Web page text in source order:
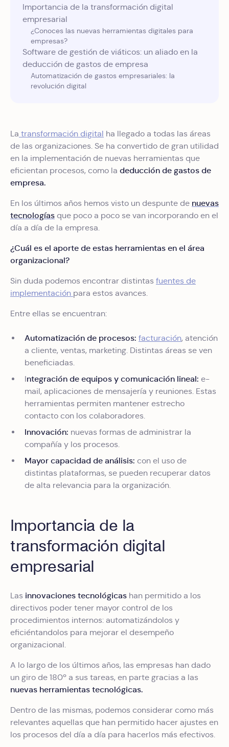
Importancia de la transformación digital
empresarial
¿Conoces las nuevas herramientas digitales para
empresas?
Software de gestión de viáticos: un aliado en la
deducción de gastos de empresa
Automatización de gastos empresariales: la
revolución digital
La transformación digital ha llegado a todas las áreas
de las organizaciones. Se ha convertido de gran utilidad
en la implementación de nuevas herramientas que
eficientan procesos, como la deducción de gastos de
empresa.
En los últimos años hemos visto un despunte de nuevas
tecnologías que poco a poco se van incorporando en el
día a día de la empresa.
¿Cuál es el aporte de estas herramientas en el área
organizacional?
Sin duda podemos encontrar distintas fuentes de
implementación para estos avances.
Entre ellas se encuentran:
Automatización de procesos: facturación, atención
a cliente, ventas, marketing. Distintas áreas se ven
beneficiadas.
Integración de equipos y comunicación lineal: e-
mail, aplicaciones de mensajería y reuniones. Estas
herramientas permiten mantener estrecho
contacto con los colaboradores.
Innovación: nuevas formas de administrar la
compañía y los procesos.
Mayor capacidad de análisis: con el uso de
distintas plataformas, se pueden recuperar datos
de alta relevancia para la organización.
Importancia de la
transformación digital
empresarial
Las innovaciones tecnológicas han permitido a los
directivos poder tener mayor control de los
procedimientos internos: automatizándolos y
eficiéntandolos para mejorar el desempeño
organizacional.
A lo largo de los últimos años, las empresas han dado
un giro de 180º a sus tareas, en parte gracias a las
nuevas herramientas tecnológicas.
Dentro de las mismas, podemos considerar como más
relevantes aquellas que han permitido hacer ajustes en
los procesos del día a día para hacerlos más efectivos.